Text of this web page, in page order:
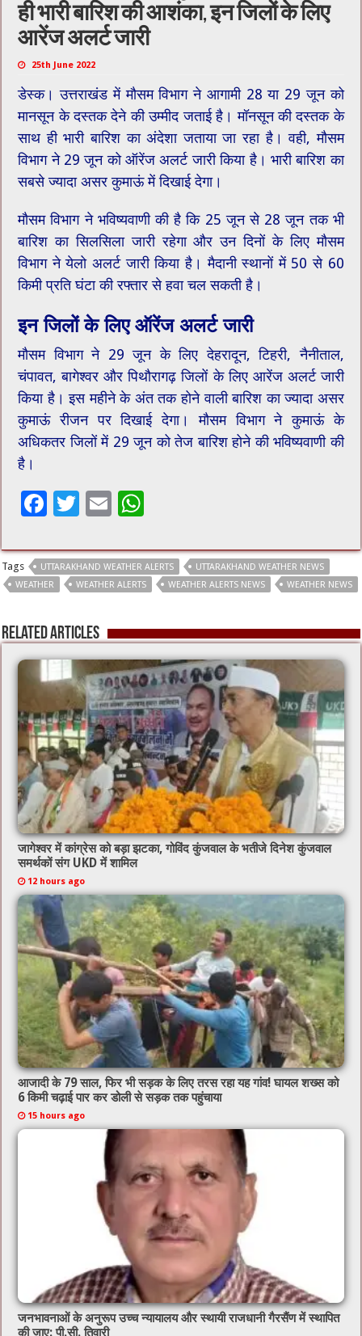
ही भारी बारिश की आशंका, इन जिलों के लिए
आरेंज अलर्ट जारी
25th June 2022
डेस्क। उत्तराखंड में मौसम विभाग ने आगामी 28 या 29 जून को
मानसून के दस्तक देने की उम्मीद जताई है। मॉनसून की दस्तक के
साथ ही भारी बारिश का अंदेशा जताया जा रहा है। वही, मौसम
विभाग ने 29 जून को ऑरेंज अलर्ट जारी किया है। भारी बारिश का
सबसे ज्यादा असर कुमाऊं में दिखाई देगा।
मौसम विभाग ने भविष्यवाणी की है कि 25 जून से 28 जून तक भी
बारिश का सिलसिला जारी रहेगा और उन दिनों के लिए मौसम
विभाग ने येलो अलर्ट जारी किया है। मैदानी स्थानों में 50 से 60
किमी प्रति घंटा की रफ्तार से हवा चल सकती है।
इन जिलों के लिए ऑरेंज अलर्ट जारी
मौसम विभाग ने 29 जून के लिए देहरादून, टिहरी, नैनीताल,
चंपावत, बागेश्वर और पिथौरागढ़ जिलों के लिए आरेंज अलर्ट जारी
किया है। इस महीने के अंत तक होने वाली बारिश का ज्यादा असर
कुमाऊं रीजन पर दिखाई देगा। मौसम विभाग ने कुमाऊं के
अधिकतर जिलों में 29 जून को तेज बारिश होने की भविष्यवाणी की
है।
F
e
b
o
k
T
tt
er
E
ai
l
at
sA
p
Tags UTTARAKHAND WEATHER ALERTS
UTTARAKHAND WEATHER NEWS
WEATHER
WEATHER ALERTS WEATHER ALERTS NEWS WEATHER NEWS
Related Articles
जागेश्वर में कांग्रेस को बड़ा झटका, गोविंद कुंजवाल के भतीजे दिनेश कुंजवाल
समर्थकों संग UKD में शामिल
12 hours ago
आजादी के 79 साल, फिर भी सड़क के लिए तरस रहा यह गांव! घायल शख्स को
6 किमी चढ़ाई पार कर डोली से सड़क तक पहुंचाया
15 hours ago
जनभावनाओं के अनुरूप उच्च न्यायालय और स्थायी राजधानी गैरसैंण में स्थापित
की जाए: पी.सी. तिवारी